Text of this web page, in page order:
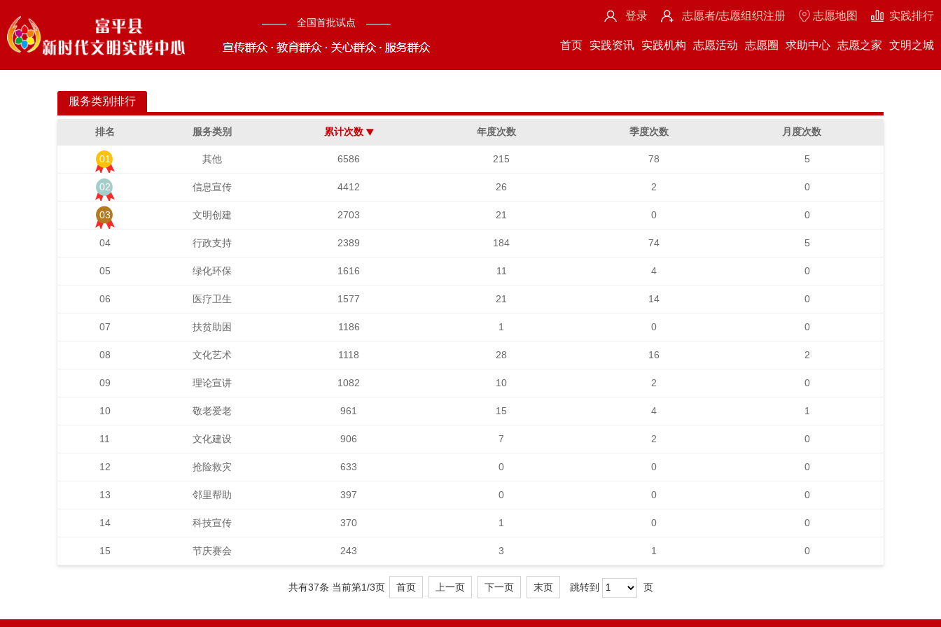
全国首批试点
登录 志愿者/志愿组织注册 志愿地图 实践排行
首页 实践资讯 实践机构 志愿活动 志愿圈 求助中心 志愿之家 文明之城
服务类别排行
排名 服务类别 累计次数 年度次数 季度次数 月度次数
01 其他 6586 215 78 5
02 信息宣传 4412 26 2 0
03 文明创建 2703 21 0 0
04 行政支持 2389 184 74 5
05 绿化环保 1616 11 4 0
06 医疗卫生 1577 21 14 0
07 扶贫助困 1186 1 0 0
08 文化艺术 1118 28 16 2
09 理论宣讲 1082 10 2 0
10 敬老爱老 961 15 4 1
11 文化建设 906 7 2 0
12 抢险救灾 633 0 0 0
13 邻里帮助 397 0 0 0
14 科技宣传 370 1 0 0
15 节庆赛会 243 3 1 0
共有37条 当前第1/3页 首页 上一页 下一页 末页 跳转到 页